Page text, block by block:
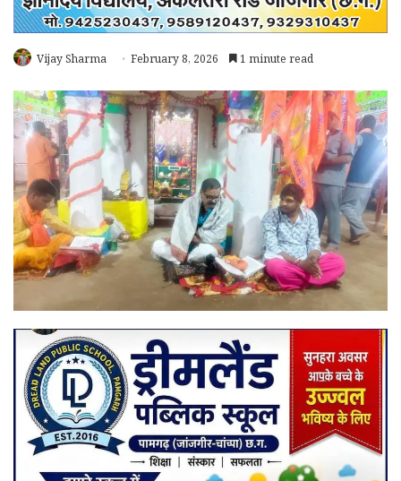
Vijay Sharma February 8, 2026 1 minute read